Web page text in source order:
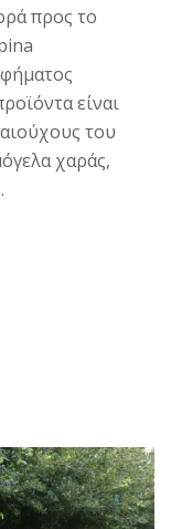
προς το
είναι
του
χαράς,